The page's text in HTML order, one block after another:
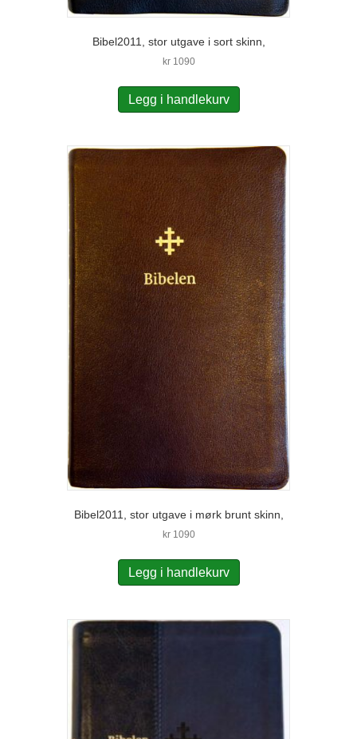
Bibel2011, stor utgave i sort skinn,
kr1090
Legg i handlekurv
Bibel2011, stor utgave i mørk brunt skinn,
kr1090
Legg i handlekurv